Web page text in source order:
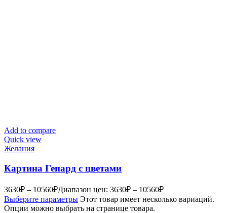
Add to compare
Quick view
Желания
Картина Гепард с цветами
3630₽ – 10560₽Диапазон цен: 3630₽ – 10560₽
Выберите параметры Этот товар имеет несколько вариаций.
Опции можно выбрать на странице товара.